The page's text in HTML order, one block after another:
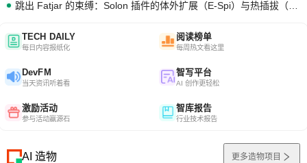
TECH DAILY
每日内容报纸化
阅读榜单
每周热文看这里
DevFM
当天资讯听着看
智写平台
AI 创作更轻松
激励活动
参与活动赢源石
智库报告
行业技术报告
AI 造物 更多造物项目